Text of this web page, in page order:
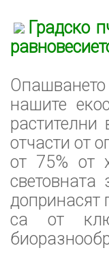
Градско
нашите
отчасти от
от 75% от
допринасят
са от